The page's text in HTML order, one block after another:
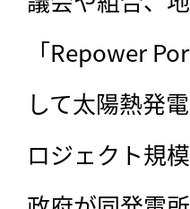
「Repower
して太陽熱発
ロジェクト規